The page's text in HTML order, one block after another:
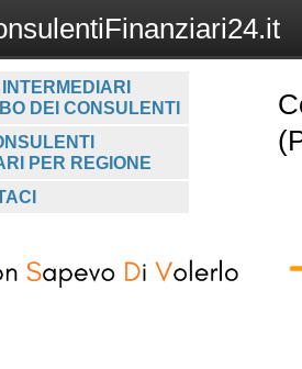
DEI CONSULENTI
PER REGIONE